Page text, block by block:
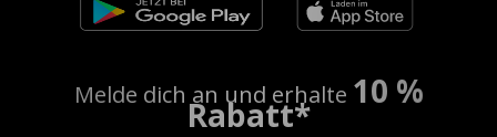
Melde dich an und erhalte 10 %
Rabatt*